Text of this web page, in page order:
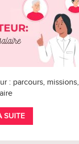
: parcours, missions,
SUITE